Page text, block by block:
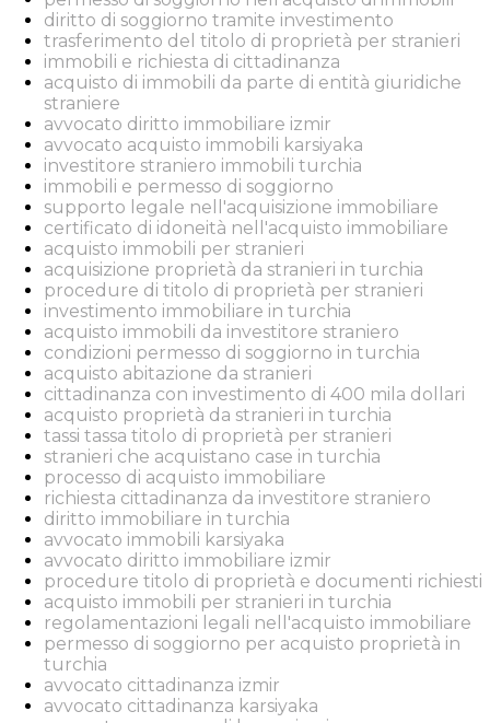
diritto di soggiorno tramite investimento
trasferimento del titolo di proprietà per stranieri
immobili e richiesta di cittadinanza
acquisto di immobili da parte di entità giuridiche
straniere
avvocato diritto immobiliare izmir
avvocato acquisto immobili karsiyaka
investitore straniero immobili turchia
immobili e permesso di soggiorno
supporto legale nell'acquisizione immobiliare
certificato di idoneità nell'acquisto immobiliare
acquisto immobili per stranieri
acquisizione proprietà da stranieri in turchia
procedure di titolo di proprietà per stranieri
investimento immobiliare in turchia
acquisto immobili da investitore straniero
condizioni permesso di soggiorno in turchia
acquisto abitazione da stranieri
cittadinanza con investimento di 400 mila dollari
acquisto proprietà da stranieri in turchia
tassi tassa titolo di proprietà per stranieri
stranieri che acquistano case in turchia
processo di acquisto immobiliare
richiesta cittadinanza da investitore straniero
diritto immobiliare in turchia
avvocato immobili karsiyaka
avvocato diritto immobiliare izmir
procedure titolo di proprietà e documenti richiesti
acquisto immobili per stranieri in turchia
regolamentazioni legali nell'acquisto immobiliare
permesso di soggiorno per acquisto proprietà in
turchia
avvocato cittadinanza izmir
avvocato cittadinanza karsiyaka